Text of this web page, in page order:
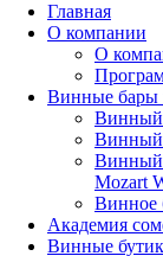
Главная
О компании
О
Винные бары
Винный
Винный
Винный
Mozart
Винное
Академия
Винные